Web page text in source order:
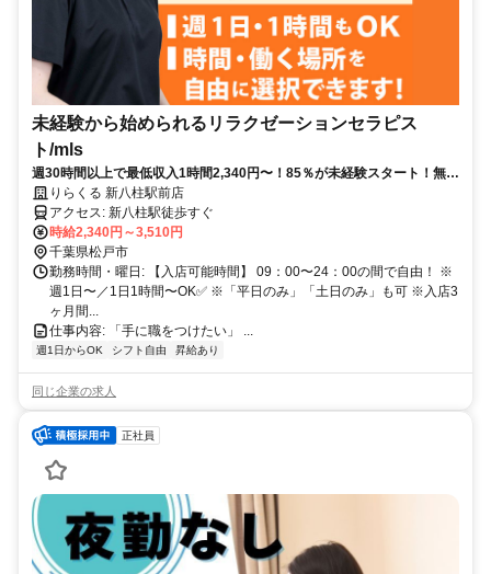
未経験から始められるリラクゼーションセラピス
ト/mls
週30時間以上で最低収入1時間2,340円〜！85％が未経験スタート！無料
トレで一生モノの技術を習得✅好きな時間に収入を得られます⏰【千葉
県松戸市日暮】
りらくる 新八柱駅前店
アクセス: 新八柱駅徒歩すぐ
時給2,340円～3,510円
千葉県松戸市
勤務時間・曜日: 【入店可能時間】 09：00〜24：00の間で自由！ ※
週1日〜／1日1時間〜OK✅ ※「平日のみ」「土日のみ」も可 ※入店3
ヶ月間...
仕事内容: 「手に職をつけたい」 ...
週1日からOK シフト自由 昇給あり
同じ企業の求人
正社員